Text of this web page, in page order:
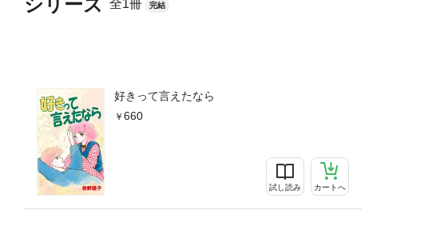
シリーズ 全1冊 完結
好きって言えたなら
660
試し読み カートへ